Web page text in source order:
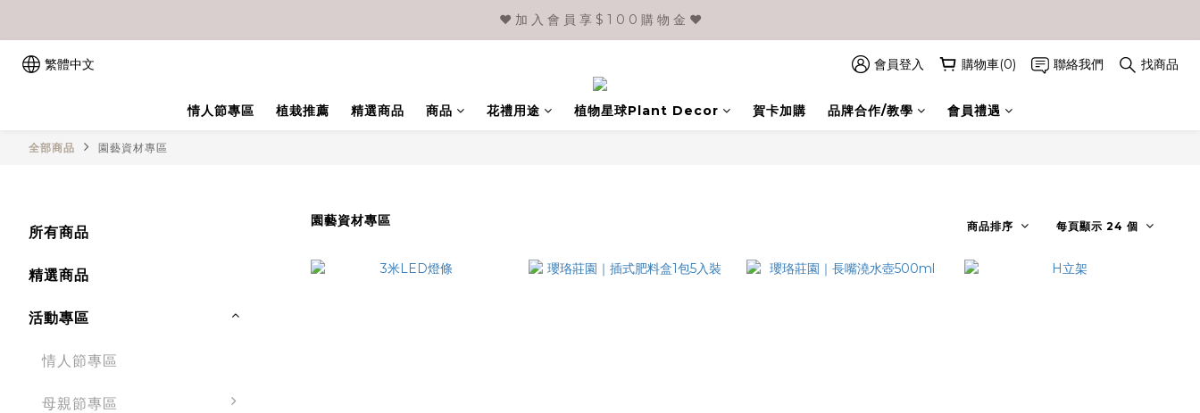
❤️ 加 入 會 員 享 $ 1 0 0 購 物 金 ❤️
繁體中文 會員登入 購物車(0) 聯絡我們 找商品
情人節專區 植栽推薦 精選商品 商品 花禮用途 植物星球Plant Decor 賀卡加購 品牌合作/教學 會員禮遇
全部商品 園藝資材專區
所有商品
精選商品
活動專區
情人節專區
母親節專區
園藝資材專區 商品排序 每頁顯示 24 個